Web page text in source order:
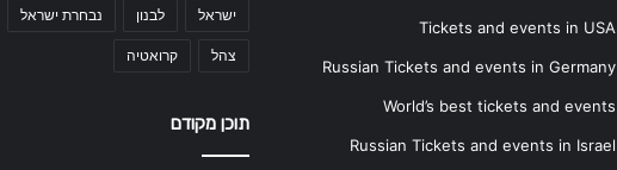
Tickets and events in USA
Russian Tickets and events in Germany
World’s best tickets and events
Russian Tickets and events in Israel
ישראל לבנון נבחרת ישראל
צהל קרואטיה
תוכן מקודם